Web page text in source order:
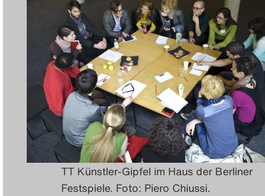
TT Künstler-Gipfel im Haus der Berliner
Festspiele. Foto: Piero Chiussi.